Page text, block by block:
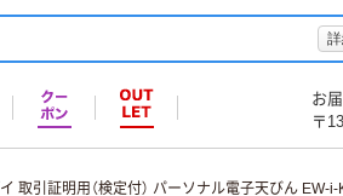
お
〒
イ 取引証明用（検定付） パーソナル電子天びん EW-i-